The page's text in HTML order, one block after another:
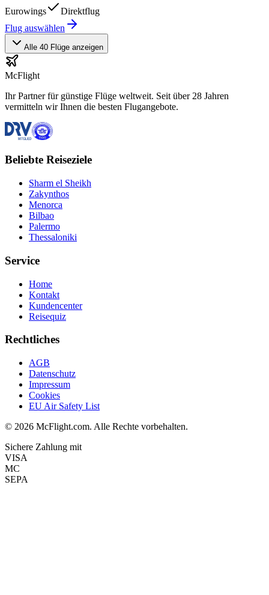
Eurowings
Direktflug
Flug auswählen
Alle 40 Flüge anzeigen
McFlight
Ihr Partner für günstige Flüge weltweit. Seit über 28 Jahren
vermitteln wir Ihnen die besten Flugangebote.
Beliebte Reiseziele
Sharm el Sheikh
Zakynthos
Menorca
Bilbao
Palermo
Thessaloniki
Service
Home
Kontakt
Kundencenter
Reisequiz
Rechtliches
AGB
Datenschutz
Impressum
Cookies
EU Air Safety List
© 2026 McFlight.com. Alle Rechte vorbehalten.
Sichere Zahlung mit
VISA
MC
SEPA